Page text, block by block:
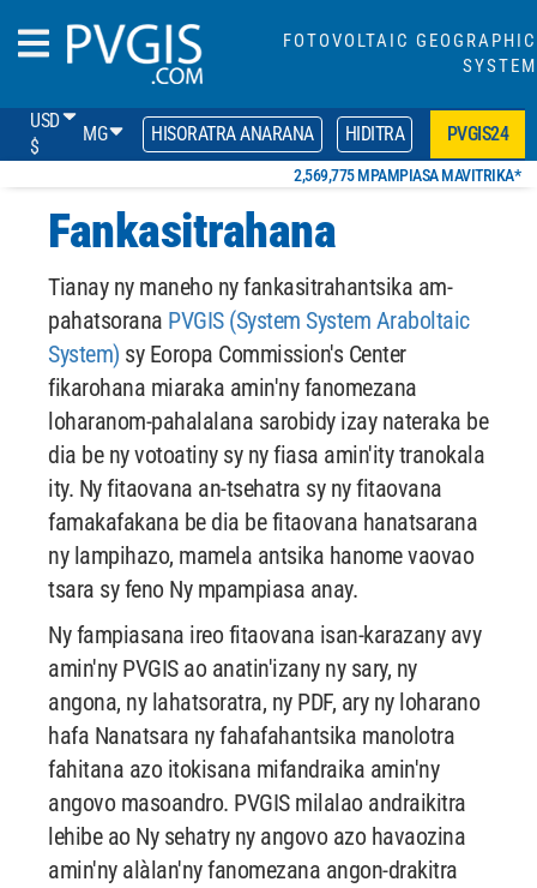
FOTOVOLTAIC GEOGRAPHIC
SYSTEM
USD
$
MG HISORATRA ANARANA HIDITRA PVGIS24
2,569,775 MPAMPIASA MAVITRIKA*
Fankasitrahana
Tianay ny maneho ny fankasitrahantsika am-
pahatsorana PVGIS (System System Araboltaic
System) sy Eoropa Commission's Center
fikarohana miaraka amin'ny fanomezana
loharanom-pahalalana sarobidy izay nateraka be
dia be ny votoatiny sy ny fiasa amin'ity tranokala
ity. Ny fitaovana an-tsehatra sy ny fitaovana
famakafakana be dia be fitaovana hanatsarana
ny lampihazo, mamela antsika hanome vaovao
tsara sy feno Ny mpampiasa anay.
Ny fampiasana ireo fitaovana isan-karazany avy
amin'ny PVGIS ao anatin'izany ny sary, ny
angona, ny lahatsoratra, ny PDF, ary ny loharano
hafa Nanatsara ny fahafahantsika manolotra
fahitana azo itokisana mifandraika amin'ny
angovo masoandro. PVGIS milalao andraikitra
lehibe ao Ny sehatry ny angovo azo havaozina
amin'ny alàlan'ny fanomezana angon-drakitra